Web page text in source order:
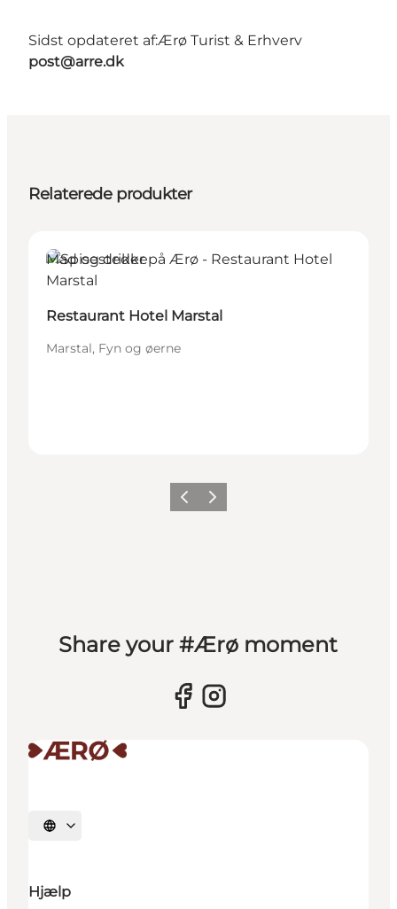
Sidst opdateret af:Ærø Turist & Erhverv
post@arre.dk
Relaterede produkter
Mad og drikke
Restaurant Hotel Marstal
Marstal, Fyn og øerne
ForrigeNæste
Share your #Ærø moment
Vælg sprog
Hjælp